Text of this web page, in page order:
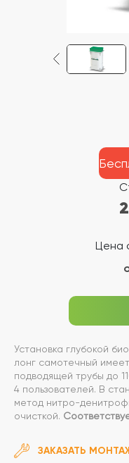
Цена
Установка глубокой
лонг самотечный
подводящей трубы до
4 пользователей. В
метод нитро-
очисткой.
ЗАКАЗАТЬ